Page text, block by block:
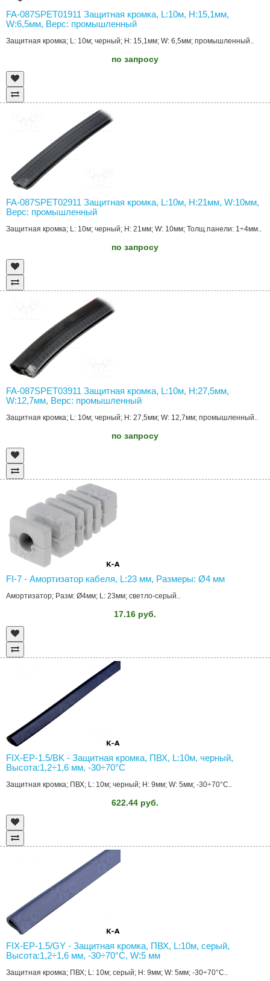
FA-087SPET01911 Защитная кромка, L:10м, H:15,1мм,
W:6,5мм, Верс: промышленный
Защитная кромка; L: 10м; черный; H: 15,1мм; W: 6,5мм; промышленный..
по запросу
FA-087SPET02911 Защитная кромка, L:10м, H:21мм, W:10мм,
Верс: промышленный
Защитная кромка; L: 10м; черный; H: 21мм; W: 10мм; Толщ.панели: 1÷4мм..
по запросу
FA-087SPET03911 Защитная кромка, L:10м, H:27,5мм,
W:12,7мм, Верс: промышленный
Защитная кромка; L: 10м; черный; H: 27,5мм; W: 12,7мм; промышленный..
по запросу
FI-7 - Амортизатор кабеля, L:23 мм, Размеры: Ø4 мм
Амортизатор; Разм: Ø4мм; L: 23мм; светло-серый..
17.16 руб.
FIX-EP-1.5/BK - Защитная кромка, ПВХ, L:10м, черный,
Высота:1,2÷1,6 мм, -30÷70°C
Защитная кромка; ПВХ; L: 10м; черный; H: 9мм; W: 5мм; -30÷70°C..
622.44 руб.
FIX-EP-1.5/GY - Защитная кромка, ПВХ, L:10м, серый,
Высота:1,2÷1,6 мм, -30÷70°C, W:5 мм
Защитная кромка; ПВХ; L: 10м; серый; H: 9мм; W: 5мм; -30÷70°C..